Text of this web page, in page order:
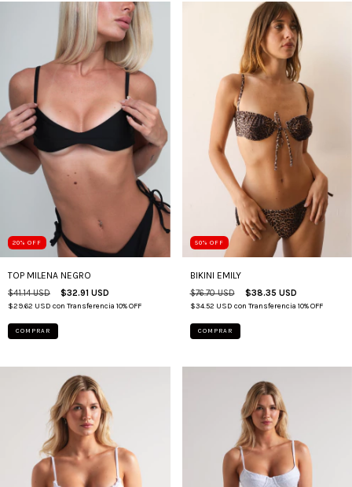
20% OFF
TOP MILENA NEGRO
$41.14 USD $32.91 USD
$29.62 USD con Transferencia 10% OFF
COMPRAR
50% OFF
BIKINI EMILY
$76.70 USD $38.35 USD
$34.52 USD con Transferencia 10% OFF
COMPRAR